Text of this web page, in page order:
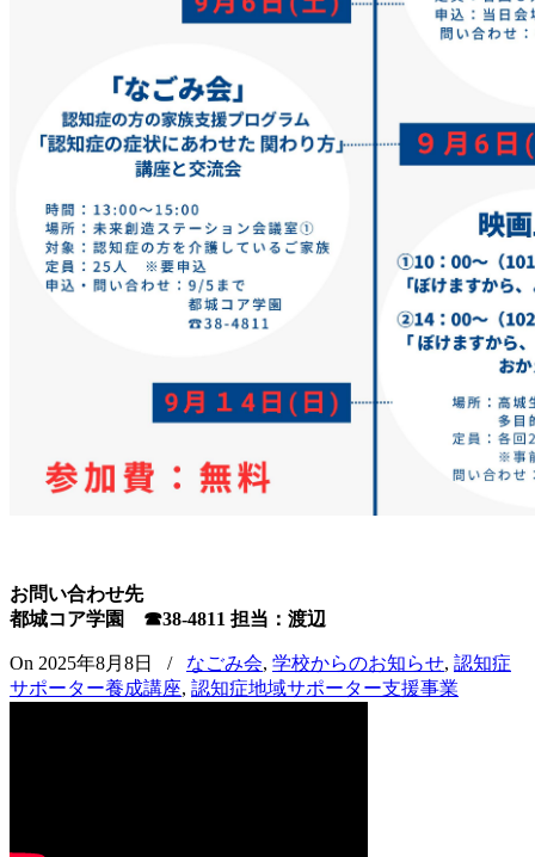
お問い合わせ先
都城コア学園 ☎38-4811 担当：渡辺
On 2025年8月8日 / なごみ会, 学校からのお知らせ, 認知症
サポーター養成講座, 認知症地域サポーター支援事業